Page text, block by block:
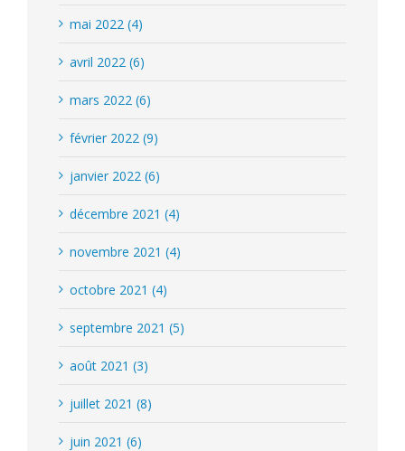
mai 2022 (4)
avril 2022 (6)
mars 2022 (6)
février 2022 (9)
janvier 2022 (6)
décembre 2021 (4)
novembre 2021 (4)
octobre 2021 (4)
septembre 2021 (5)
août 2021 (3)
juillet 2021 (8)
juin 2021 (6)